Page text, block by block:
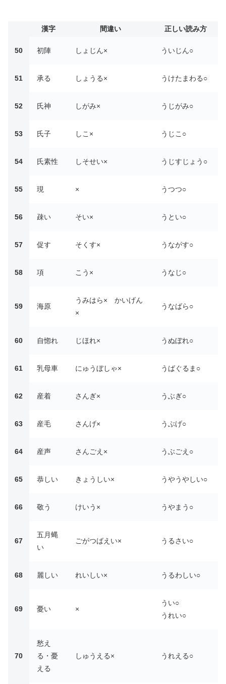
漢字 間違い 正しい読み方
50 初陣 しょじん× ういじん○
51 承る しょうる× うけたまわる○
52 氏神 しがみ× うじがみ○
53 氏子 しこ× うじこ○
54 氏素性 しそせい× うじすじょう○
55 現 × うつつ○
56 疎い そい× うとい○
57 促す そくす× うながす○
58 項 こう× うなじ○
59 海原
うみはら× かいげん
×
うなばら○
60 自惚れ じほれ× うぬぼれ○
61 乳母車 にゅうぼしゃ× うばぐるま○
62 産着 さんぎ× うぶぎ○
63 産毛 さんげ× うぶげ○
64 産声 さんごえ× うぶごえ○
65 恭しい きょうしい× うやうやしい○
66 敬う けいう× うやまう○
67
五月蝿
い
ごがつばえい× うるさい○
68 麗しい れいしい× うるわしい○
69 憂い ×
うい○
うれい○
70
愁え
る・憂
える
しゅうえる× うれえる○